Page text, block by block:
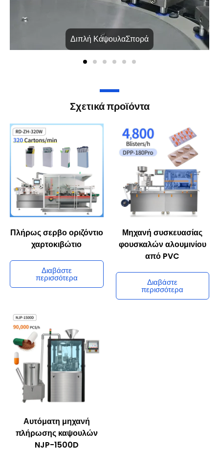
Διπλή ΚάψουλαΣπορά
Σχετικά προϊόντα
Πλήρως σερβο οριζόντιο
χαρτοκιβώτιο
Διαβάστε
περισσότερα
Μηχανή συσκευασίας
φουσκαλών αλουμινίου
από PVC
Διαβάστε
περισσότερα
Αυτόματη μηχανή
πλήρωσης καψουλών
NJP-1500D